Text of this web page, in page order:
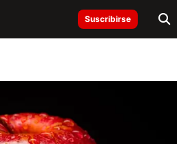
Suscribirse